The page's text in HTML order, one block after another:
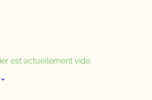
est actuellement vide.